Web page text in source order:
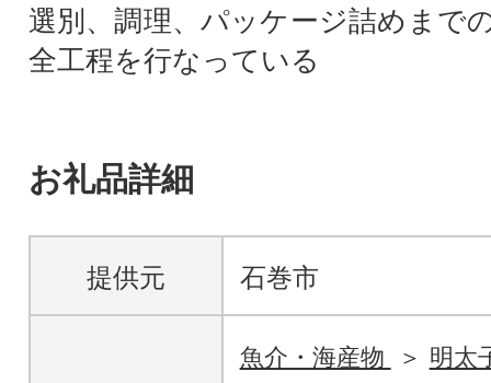
選別、調理、パッケージ詰めまで
全工程を行なっている
お礼品詳細
提供元 石巻市
魚介・海産物
明太